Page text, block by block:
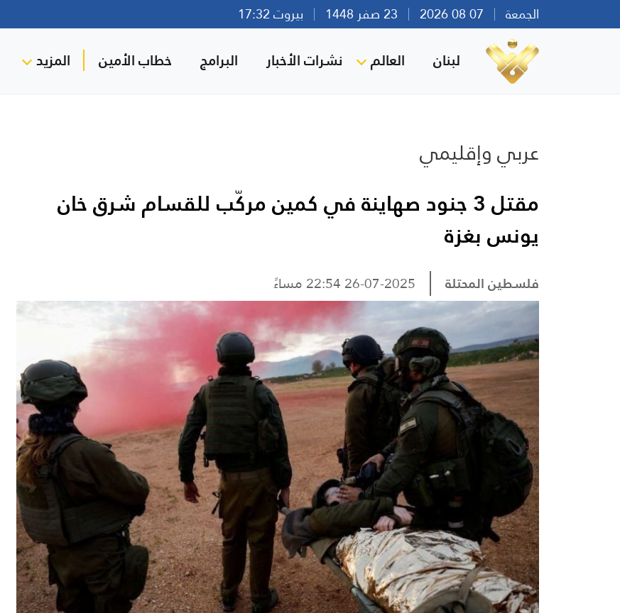
الجمعة بيروت 17:32
لبنان العالم نشرات الأخبار البرامج خطاب الأمين المزيد
عربي وإقليمي
مقتل 3 جنود صهاينة في كمين مركّب للقسام شرق خان
يونس بغزة
فلسطين المحتلة 26-07-2025 22:54 مساءً